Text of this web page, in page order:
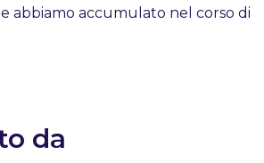
abbiamo accumulato nel corso di
da